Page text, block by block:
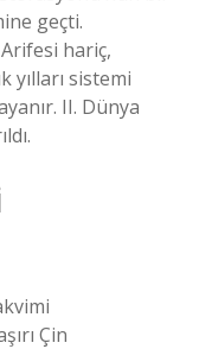
geçti.
hariç,
yılları sistemi
II. Dünya
Çin